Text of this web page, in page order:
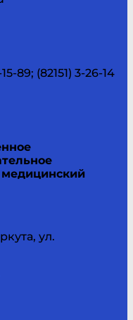
15-89; (82151) 3-26-14
ул.